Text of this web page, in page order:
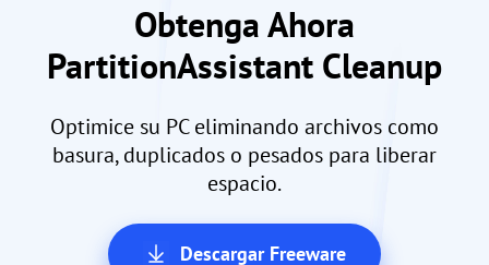
Obtenga Ahora
PartitionAssistant Cleanup
Optimice su PC eliminando archivos como
basura, duplicados o pesados para liberar
espacio.
Descargar Freeware